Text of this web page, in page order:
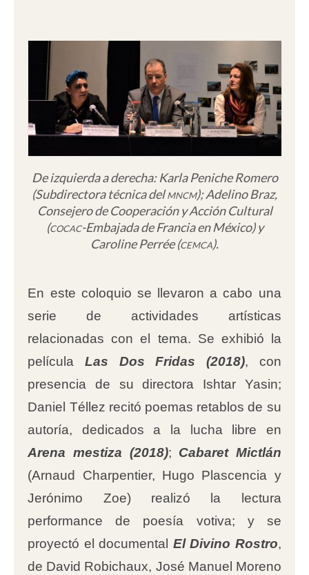
De izquierda a derecha: Karla Peniche Romero
(Subdirectora técnica delmncm); Adelino Braz,
Consejero de Cooperación y Acción Cultural
(cocac-Embajada de Francia en México) y
Caroline Perrée (cemca).
En este coloquio se llevaron a cabo una
serie de actividades artísticas
relacionadas con el tema. Se exhibió la
películaLas Dos Fridas (2018), con
presencia de su directora Ishtar Yasin;
Daniel Téllez recitó poemas retablos de su
autoría, dedicados a la lucha libre en
Arena mestiza (2018); Cabaret Mictlán
(Arnaud Charpentier, Hugo Plascencia y
Jerónimo Zoe) realizó la lectura
performance de poesía votiva; y se
proyectó el documental El Divino Rostro,
de David Robichaux, José Manuel Moreno